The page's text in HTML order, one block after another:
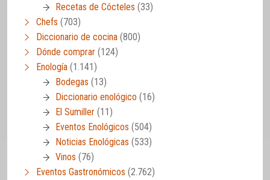
Recetas de Cócteles (33)
Chefs (703)
Diccionario de cocina (800)
Dónde comprar (124)
Enología (1.141)
Bodegas (13)
Diccionario enológico (16)
El Sumiller (11)
Eventos Enológicos (504)
Noticias Enológicas (533)
Vinos (76)
Eventos Gastronómicos (2.762)